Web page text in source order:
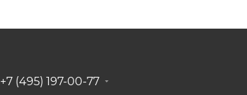
+7 (495) 197-00-77